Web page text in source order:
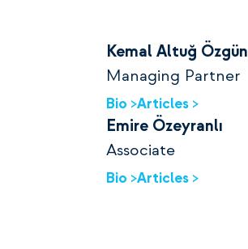
Kemal Altuğ Özgün
Managing Partner
Bio >Articles >
Emire Özeyranlı
Associate
Bio >Articles >